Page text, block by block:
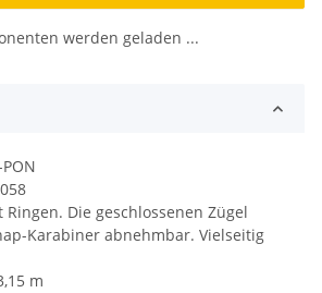
werden geladen ...
Die geschlossenen Zügel
Karabiner abnehmbar. Vielseitig
m